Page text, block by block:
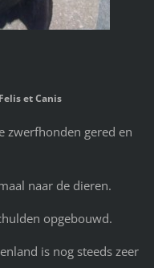
et Canis
zwerfhonden gered en
naar de dieren.
opgebouwd.
is nog steeds zeer